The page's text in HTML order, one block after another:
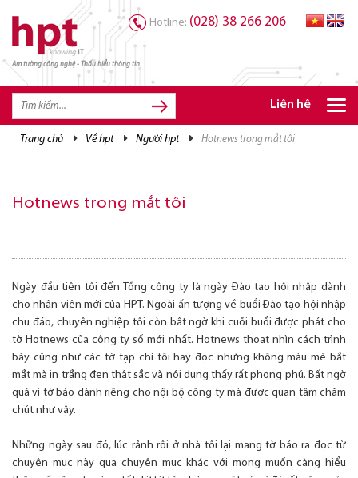
Am tường công nghệ - Thấu hiểu thông tin
Hotline: (028) 38 266 206
Liên hệ
trang chủ về hpt người hpt hotnews trong mắt tôi
Hotnews trong mắt tôi
Ngày đầu tiên tôi đến Tổng công ty là ngày Đào tạo hội nhập dành
cho nhân viên mới của HPT. Ngoài ấn tượng về buổi Đào tạo hội nhập
chu đáo, chuyên nghiệp tôi còn bất ngờ khi cuối buổi được phát cho
tờ Hotnews của công ty số mới nhất. Hotnews thoạt nhìn cách trình
bày cũng như các tờ tạp chí tôi hay đọc nhưng không màu mè bắt
mắt mà in trắng đen thật sắc và nội dung thấy rất phong phú. Bất ngờ
quá vì tờ báo dành riêng cho nội bộ công ty mà được quan tâm chăm
chút như vậy.
Những ngày sau đó, lúc rảnh rỗi ở nhà tôi lại mang tờ báo ra đọc từ
chuyên mục này qua chuyên mục khác với mong muốn càng hiểu
TRANG CHỦ
TRANG CHỦ